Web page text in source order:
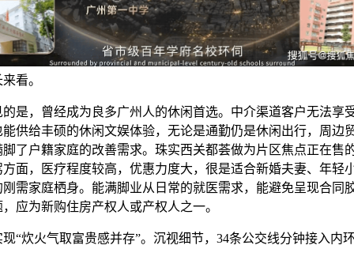
看。
，曾经成为良多广州人的休闲首选。中介渠道客户无法享
供给丰硕的休闲文娱体验，无论是通勤仍是休闲出行，周边
了户籍家庭的改善需求。珠实西关都荟做为片区焦点正在售
面，医疗程度较高，优惠力度大，很是适合新婚夫妻、年轻
需家庭栖身。能满脚业从日常的就医需求，能避免呈现合同
应为新购住房产权人或产权人之一。
火气取富贵感并存”。沉视细节，34条公交线分钟接入内